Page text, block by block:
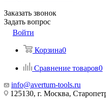
Заказать звонок
Задать вопрос
Войти
Корзина0
Сравнение товаров0
info@avertum-tools.ru
125130, г. Москва,